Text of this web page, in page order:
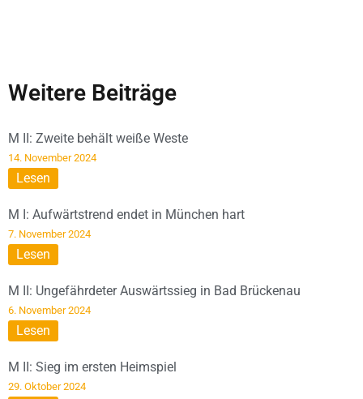
Weitere Beiträge
M II: Zweite behält weiße Weste
14. November 2024
Lesen
M I: Aufwärtstrend endet in München hart
7. November 2024
Lesen
M II: Ungefährdeter Auswärtssieg in Bad Brückenau
6. November 2024
Lesen
M II: Sieg im ersten Heimspiel
29. Oktober 2024